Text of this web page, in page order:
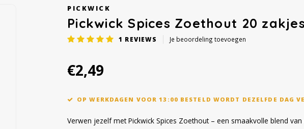
PICKWICK
Pickwick Spices Zoethout 20 zakjes
1 REVIEWS Je beoordeling toevoegen
€2,49
OP WERKDAGEN VOOR 13:00 BESTELD WORDT DEZELFDE DAG
Verwen jezelf met Pickwick Spices Zoethout – een smaakvolle blend